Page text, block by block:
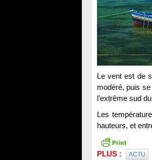
Le vent est de
modéré, puis
l’extrême sud
Les
hauteurs, et
PLUS : ACTU